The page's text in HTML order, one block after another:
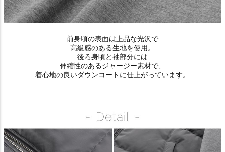
前身頃の表面は上品な光沢で
高級感のある生地を使用。
後ろ身頃と袖部分には
伸縮性のあるジャージー素材で、
着心地の良いダウンコートに仕上がっています。